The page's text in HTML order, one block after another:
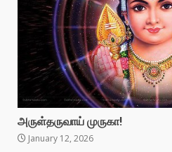
அருள்தருவாய் முருகா!
January 12, 2026